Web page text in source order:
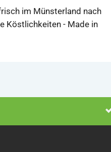
im Münsterland nach
Köstlichkeiten - Made in